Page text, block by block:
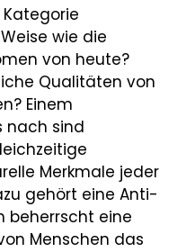
wie die
von heute?
Qualitäten von
Einem
nach sind
Merkmale jeder
gehört eine Anti-
beherrscht eine
Menschen das